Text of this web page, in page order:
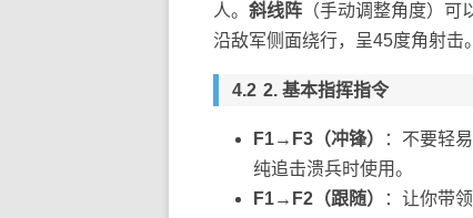
人。 斜线阵 （手动调整角度）
沿敌军侧面绕行，呈45度角射击。
2. 基本指挥指令
F1→F3（冲锋）
：不要轻
纯追击溃兵时使用。
F1→F2（跟随）
：让你带